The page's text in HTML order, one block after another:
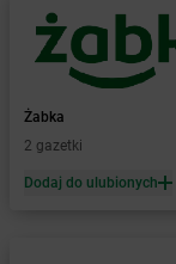
Żabka
Baruchowo
Żabka Barwałd
Barwice
Żabka
Żabka Bełchatów
Żabka
2 gazetki
Dodaj do ulubionych